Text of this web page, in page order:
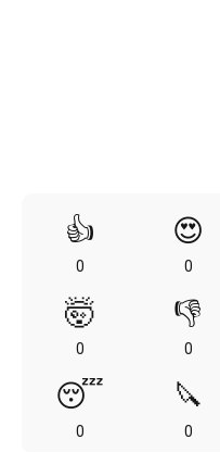
👍
0
😍
0
🤯
0
👎
0
😴
0
🔪
0